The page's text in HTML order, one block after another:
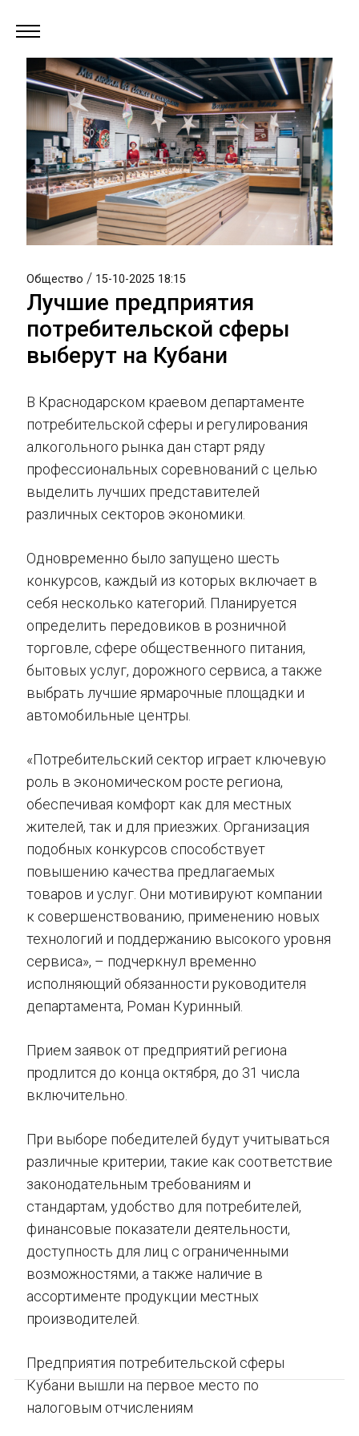
Общество / 15-10-2025 18:15
Лучшие предприятия
потребительской сферы
выберут на Кубани
В Краснодарском краевом департаменте
потребительской сферы и регулирования
алкогольного рынка дан старт ряду
профессиональных соревнований с целью
выделить лучших представителей
различных секторов экономики.
Одновременно было запущено шесть
конкурсов, каждый из которых включает в
себя несколько категорий. Планируется
определить передовиков в розничной
торговле, сфере общественного питания,
бытовых услуг, дорожного сервиса, а также
выбрать лучшие ярмарочные площадки и
автомобильные центры.
«Потребительский сектор играет ключевую
роль в экономическом росте региона,
обеспечивая комфорт как для местных
жителей, так и для приезжих. Организация
подобных конкурсов способствует
повышению качества предлагаемых
товаров и услуг. Они мотивируют компании
к совершенствованию, применению новых
технологий и поддержанию высокого уровня
сервиса», – подчеркнул временно
исполняющий обязанности руководителя
департамента, Роман Куринный.
Прием заявок от предприятий региона
продлится до конца октября, до 31 числа
включительно.
При выборе победителей будут учитываться
различные критерии, такие как соответствие
законодательным требованиям и
стандартам, удобство для потребителей,
финансовые показатели деятельности,
доступность для лиц с ограниченными
возможностями, а также наличие в
ассортименте продукции местных
производителей.
Предприятия потребительской сферы
Кубани вышли на первое место по
налоговым отчислениям